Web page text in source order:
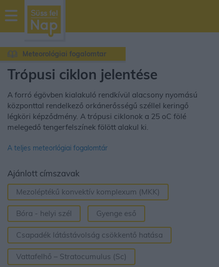
sussfelnap.hu
időjárás
Meteorológiai fogalomtar
Trópusi ciklon jelentése
A forró égövben kialakuló rendkívül alacsony nyomású
központtal rendelkező orkánerősségű széllel keringő
légköri képződmény. A trópusi ciklonok a 25 oC fölé
melegedő tengerfelszínek fölött alakul ki.
A teljes meteorlógiai fogalomtár
Ajánlott címszavak
Mezoléptékű konvektív komplexum (MKK)
Bóra - helyi szél Gyenge eső
Csapadék látástávolság csökkentő hatása
Vattafelhő – Stratocumulus (Sc)